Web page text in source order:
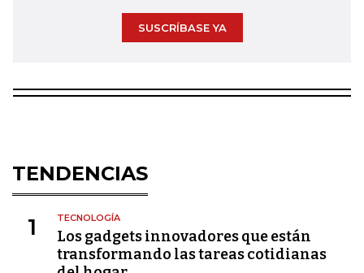
SUSCRÍBASE YA
TENDENCIAS
1 TECNOLOGÍA
Los gadgets innovadores que están
transformando las tareas cotidianas